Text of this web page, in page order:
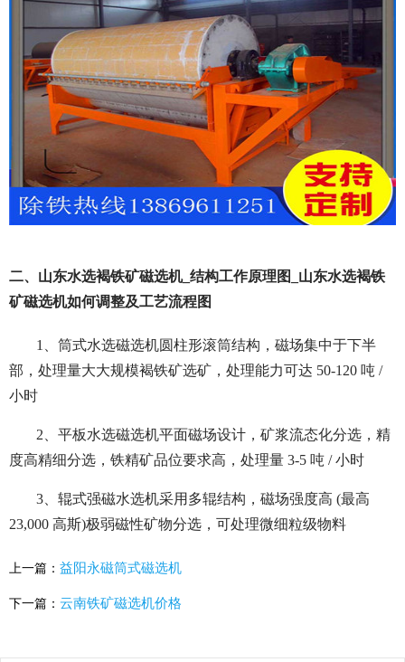
二、山东水选褐铁矿磁选机_结构工作原理图_山东水选褐铁
矿磁选机如何调整及工艺流程图
1、筒式水选磁选机圆柱形滚筒结构，磁场集中于下半
部，处理量大大规模褐铁矿选矿，处理能力可达 50-120 吨 /
小时
2、平板水选磁选机平面磁场设计，矿浆流态化分选，精
度高精细分选，铁精矿品位要求高，处理量 3-5 吨 / 小时
3、辊式强磁水选机采用多辊结构，磁场强度高 (最高
23,000 高斯)极弱磁性矿物分选，可处理微细粒级物料
上一篇： 益阳永磁筒式磁选机
下一篇： 云南铁矿磁选机价格